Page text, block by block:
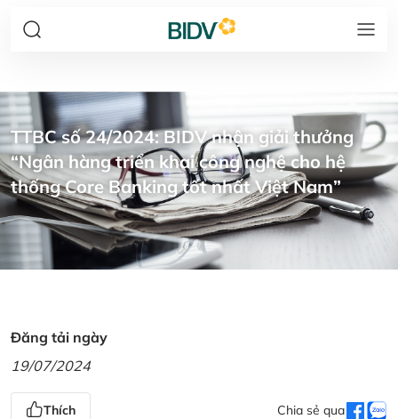
TTBC số 24/2024: BIDV nhận giải thưởng
“Ngân hàng triển khai công nghệ cho hệ
thống Core Banking tốt nhất Việt Nam”
Đăng tải ngày
19/07/2024
Thích Chia sẻ qua